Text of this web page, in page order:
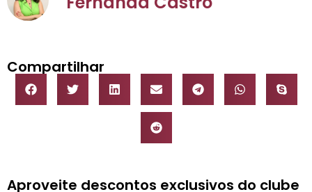
Compartilhar
Aproveite descontos exclusivos do clube